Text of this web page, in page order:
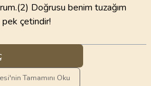
Doğrusu benim tuzağım
pek çetindir!
Tamamını Oku